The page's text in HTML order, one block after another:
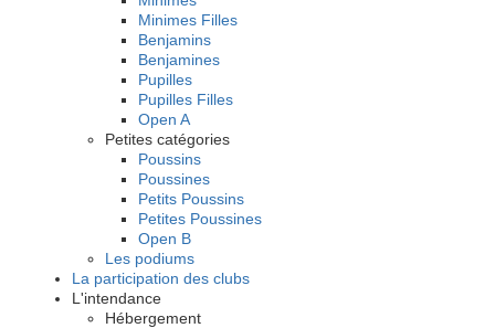
Minimes Filles
Benjamins
Benjamines
Pupilles
Pupilles Filles
Open A
Petites catégories
Poussins
Poussines
Petits Poussins
Petites Poussines
Open B
Les podiums
La participation des clubs
​L'intendance
Hébergement